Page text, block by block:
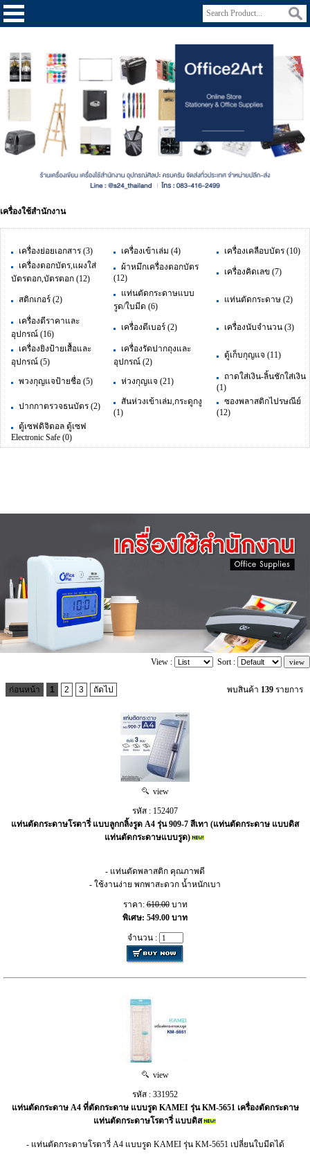
เครื่องใช้สำนักงาน
เครื่องย่อยเอกสาร (3) เครื่องเข้าเล่ม (4) เครื่องเคลือบบัตร (10)
เครื่องตอกบัตร,แผงใส่
บัตรตอก,บัตรตอก (12)
ผ้าหมึกเครื่องตอกบัตร
(12)
เครื่องคิดเลข (7)
สติกเกอร์ (2)
แท่นตัดกระดาษแบบ
รูด/ใบมีด (6)
แท่นตัดกระดาษ (2)
เครื่องตีราคาและ
อุปกรณ์ (16)
เครื่องตีเบอร์ (2) เครื่องนับจำนวน (3)
เครื่องยิงป้ายเสื้อและ
อุปกรณ์ (5)
เครื่องรัดปากถุงและ
อุปกรณ์ (2)
ตู้เก็บกุญแจ (11)
พวงกุญแจป้ายชื่อ (5) ห่วงกุญแจ (21)
ถาดใส่เงิน-ลิ้นชักใส่เงิน
(1)
ปากกาตรวจธนบัตร (2)
สันห่วงเข้าเล่ม,กระดูกงู
(1)
ซองพลาสติกไปรษณีย์
(12)
ตู้เซฟดิจิตอล ตู้เซฟ
Electronic Safe (0)
View : Sort :
ก่อนหน้า 1 2 3 ถัดไป พบสินค้า 139 รายการ
view
รหัส : 152407
แท่นตัดกระดาษโรตารี่ แบบลูกกลิ้งรูด A4 รุ่น 909-7 สีเทา (แท่นตัดกระดาษ แบบดิส
แท่นตัดกระดาษแบบรูด)
- แท่นตัดพลาสติก คุณภาพดี
- ใช้งานง่าย พกพาสะดวก น้ำหนักเบา
ราคา:610.00บาท
พิเศษ: 549.00 บาท
จำนวน :
view
รหัส : 331952
แท่นตัดกระดาษ A4 ที่ตัดกระดาษ แบบรูด KAMEI รุ่น KM-5651 เครื่องตัดกระดาษ
แท่นตัดกระดาษโรตารี่ แบบดิส
- แท่นตัดกระดาษโรตารี่ A4 แบบรูด KAMEI รุ่น KM-5651 เปลี่ยนใบมีดได้